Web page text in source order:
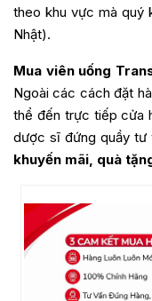
theo khu vực mà quý
Nhật).
Mua viên uống
Ngoài các cách đặt
thể đến trực tiếp cửa
dược sĩ đứng quầy tư
khuyến mãi, quà